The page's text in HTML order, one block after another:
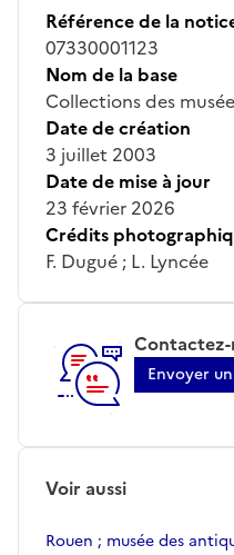
Référence de la
07330001123
Nom de la base
Collections des
Date de création
3 juillet 2003
Date de mise à jour
23 février 2026
Crédits
F. Dugué ; L. Lyncée
Envoyer
Voir aussi
Rouen ; musée des